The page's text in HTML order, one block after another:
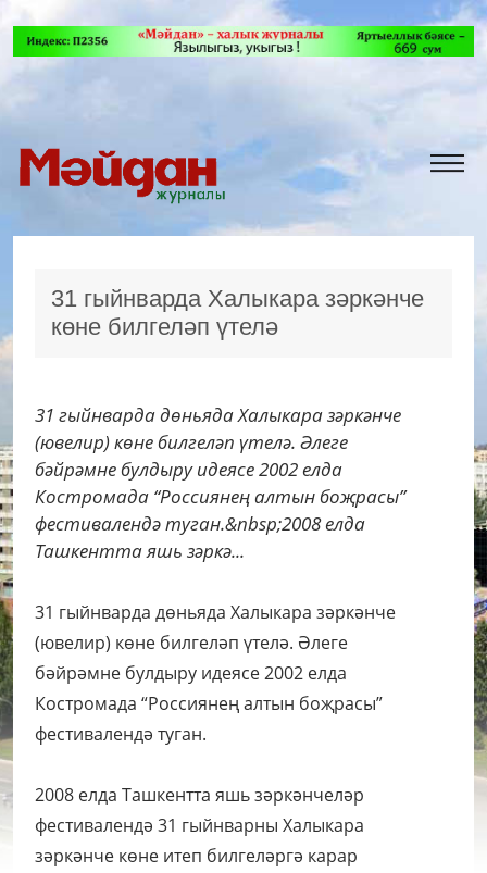
31 гыйнварда Халыкара зәркәнче
көне билгеләп үтелә
31 гыйнварда дөньяда Халыкара зәркәнче
(ювелир) көне билгеләп үтелә. Әлеге
бәйрәмне булдыру идеясе 2002 елда
Костромада “Россиянең алтын боҗрасы”
фестивалендә туган.&nbsp;2008 елда
Ташкентта яшь зәркә...
31 гыйнварда дөньяда Халыкара зәркәнче
(ювелир) көне билгеләп үтелә. Әлеге
бәйрәмне булдыру идеясе 2002 елда
Костромада “Россиянең алтын боҗрасы”
фестивалендә туган.
2008 елда Ташкентта яшь зәркәнчеләр
фестивалендә 31 гыйнварны Халыкара
зәркәнче көне итеп билгеләргә карар